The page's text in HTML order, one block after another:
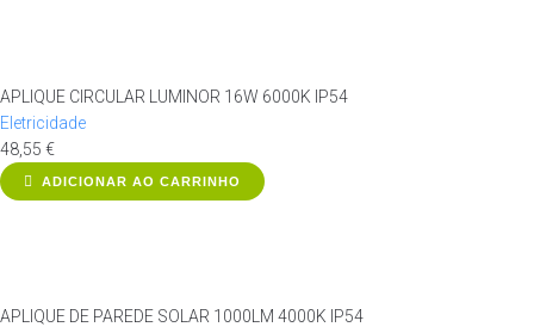
APLIQUE CIRCULAR LUMINOR 16W 6000K IP54
Eletricidade
48,55 €
ADICIONAR AO CARRINHO
APLIQUE DE PAREDE SOLAR 1000LM 4000K IP54